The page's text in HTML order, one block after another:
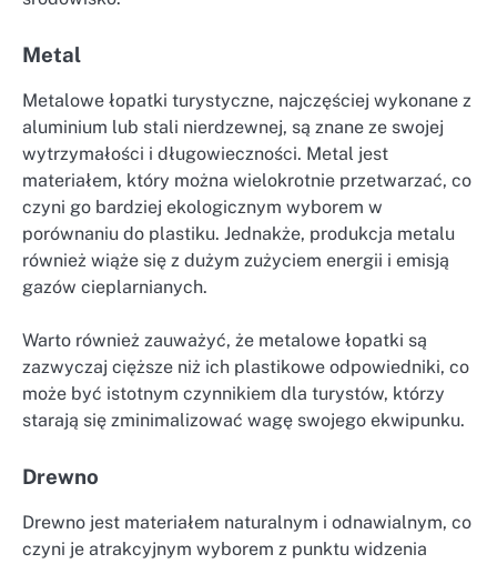
Metal
Metalowe łopatki turystyczne, najczęściej wykonane z
aluminium lub stali nierdzewnej, są znane ze swojej
wytrzymałości i długowieczności. Metal jest
materiałem, który można wielokrotnie przetwarzać, co
czyni go bardziej ekologicznym wyborem w
porównaniu do plastiku. Jednakże, produkcja metalu
również wiąże się z dużym zużyciem energii i emisją
gazów cieplarnianych.
Warto również zauważyć, że metalowe łopatki są
zazwyczaj cięższe niż ich plastikowe odpowiedniki, co
może być istotnym czynnikiem dla turystów, którzy
starają się zminimalizować wagę swojego ekwipunku.
Drewno
Drewno jest materiałem naturalnym i odnawialnym, co
czyni je atrakcyjnym wyborem z punktu widzenia